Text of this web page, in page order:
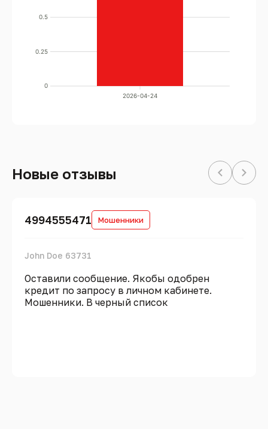
0
0.25
0.5
2026-04-24
Новые отзывы
4994555471 Мошенники
John Doe 63731
Оставили сообщение. Якобы одобрен
кредит по запросу в личном кабинете.
Мошенники. В черный список